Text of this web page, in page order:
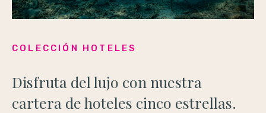
COLECCIÓN HOTELES
Disfruta del lujo con nuestra
cartera de hoteles cinco estrellas.